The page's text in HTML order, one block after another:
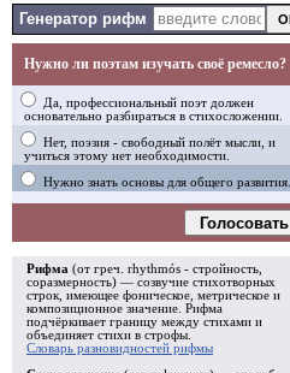
Генератор рифм
Нужно ли поэтам изучать своё ремесло?
Да, профессиональный поэт должен
основательно разбираться в стихосложении.
Нет, поэзия - свободный полёт мысли, и
учиться этому нет необходимости.
Нужно знать основы для общего развития.
Голосовать
Рифма (от греч. rhythmós - стройность,
соразмерность) — созвучие стихотворных
строк, имеющее фоническое, метрическое и
композиционное значение. Рифма
подчёркивает границу между стихами и
объединяет стихи в строфы
Словарь разновидностей рифмы